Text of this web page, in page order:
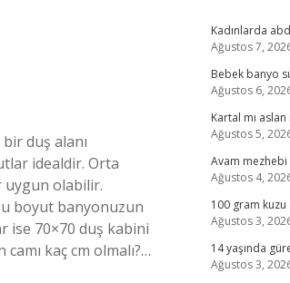
duş alanı
idealdir. Orta
uygun olabilir.
boyut banyonuzun
ise 70×70 duş kabini
kaç cm olmalı?…
Kadınlarda
Ağustos 7,
Bebek banyo
Ağustos 6,
Kartal mı
Ağustos 5,
Avam
Ağustos 4,
100 gram
Ağustos 3,
14 yaşında
Ağustos 3,